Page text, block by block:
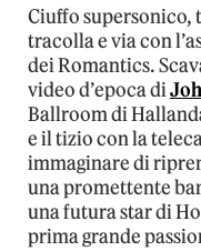
Ciuffo supersonico,
tracolla e via con
dei Romantics.
video d’epoca di
Ballroom di
e il tizio con la
immaginare di
una promettente
una futura star di
prima grande